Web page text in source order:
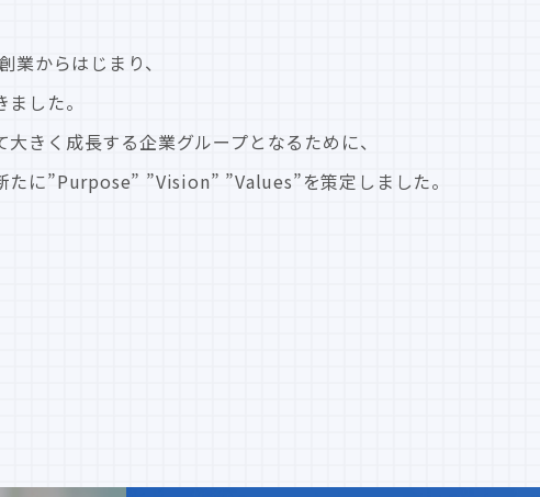
からはじまり、
した。
きく成長する企業グループとなるために、
に”Purpose” ”Vision” ”Values”を策定しました。